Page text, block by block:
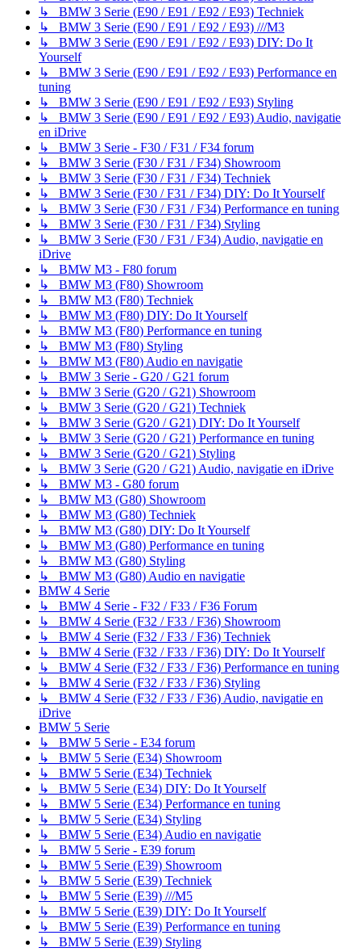
↳ BMW 3 Serie (E90 / E91 / E92 / E93) Techniek
↳ BMW 3 Serie (E90 / E91 / E92 / E93) ///M3
↳ BMW 3 Serie (E90 / E91 / E92 / E93) DIY: Do It
Yourself
↳ BMW 3 Serie (E90 / E91 / E92 / E93) Performance en
tuning
↳ BMW 3 Serie (E90 / E91 / E92 / E93) Styling
↳ BMW 3 Serie (E90 / E91 / E92 / E93) Audio, navigatie
en iDrive
↳ BMW 3 Serie - F30 / F31 / F34 forum
↳ BMW 3 Serie (F30 / F31 / F34) Showroom
↳ BMW 3 Serie (F30 / F31 / F34) Techniek
↳ BMW 3 Serie (F30 / F31 / F34) DIY: Do It Yourself
↳ BMW 3 Serie (F30 / F31 / F34) Performance en tuning
↳ BMW 3 Serie (F30 / F31 / F34) Styling
↳ BMW 3 Serie (F30 / F31 / F34) Audio, navigatie en
iDrive
↳ BMW M3 - F80 forum
↳ BMW M3 (F80) Showroom
↳ BMW M3 (F80) Techniek
↳ BMW M3 (F80) DIY: Do It Yourself
↳ BMW M3 (F80) Performance en tuning
↳ BMW M3 (F80) Styling
↳ BMW M3 (F80) Audio en navigatie
↳ BMW 3 Serie - G20 / G21 forum
↳ BMW 3 Serie (G20 / G21) Showroom
↳ BMW 3 Serie (G20 / G21) Techniek
↳ BMW 3 Serie (G20 / G21) DIY: Do It Yourself
↳ BMW 3 Serie (G20 / G21) Performance en tuning
↳ BMW 3 Serie (G20 / G21) Styling
↳ BMW 3 Serie (G20 / G21) Audio, navigatie en iDrive
↳ BMW M3 - G80 forum
↳ BMW M3 (G80) Showroom
↳ BMW M3 (G80) Techniek
↳ BMW M3 (G80) DIY: Do It Yourself
↳ BMW M3 (G80) Performance en tuning
↳ BMW M3 (G80) Styling
↳ BMW M3 (G80) Audio en navigatie
BMW 4 Serie
↳ BMW 4 Serie - F32 / F33 / F36 Forum
↳ BMW 4 Serie (F32 / F33 / F36) Showroom
↳ BMW 4 Serie (F32 / F33 / F36) Techniek
↳ BMW 4 Serie (F32 / F33 / F36) DIY: Do It Yourself
↳ BMW 4 Serie (F32 / F33 / F36) Performance en tuning
↳ BMW 4 Serie (F32 / F33 / F36) Styling
↳ BMW 4 Serie (F32 / F33 / F36) Audio, navigatie en
iDrive
BMW 5 Serie
↳ BMW 5 Serie - E34 forum
↳ BMW 5 Serie (E34) Showroom
↳ BMW 5 Serie (E34) Techniek
↳ BMW 5 Serie (E34) DIY: Do It Yourself
↳ BMW 5 Serie (E34) Performance en tuning
↳ BMW 5 Serie (E34) Styling
↳ BMW 5 Serie (E34) Audio en navigatie
↳ BMW 5 Serie - E39 forum
↳ BMW 5 Serie (E39) Showroom
↳ BMW 5 Serie (E39) Techniek
↳ BMW 5 Serie (E39) ///M5
↳ BMW 5 Serie (E39) DIY: Do It Yourself
↳ BMW 5 Serie (E39) Performance en tuning
↳ BMW 5 Serie (E39) Styling